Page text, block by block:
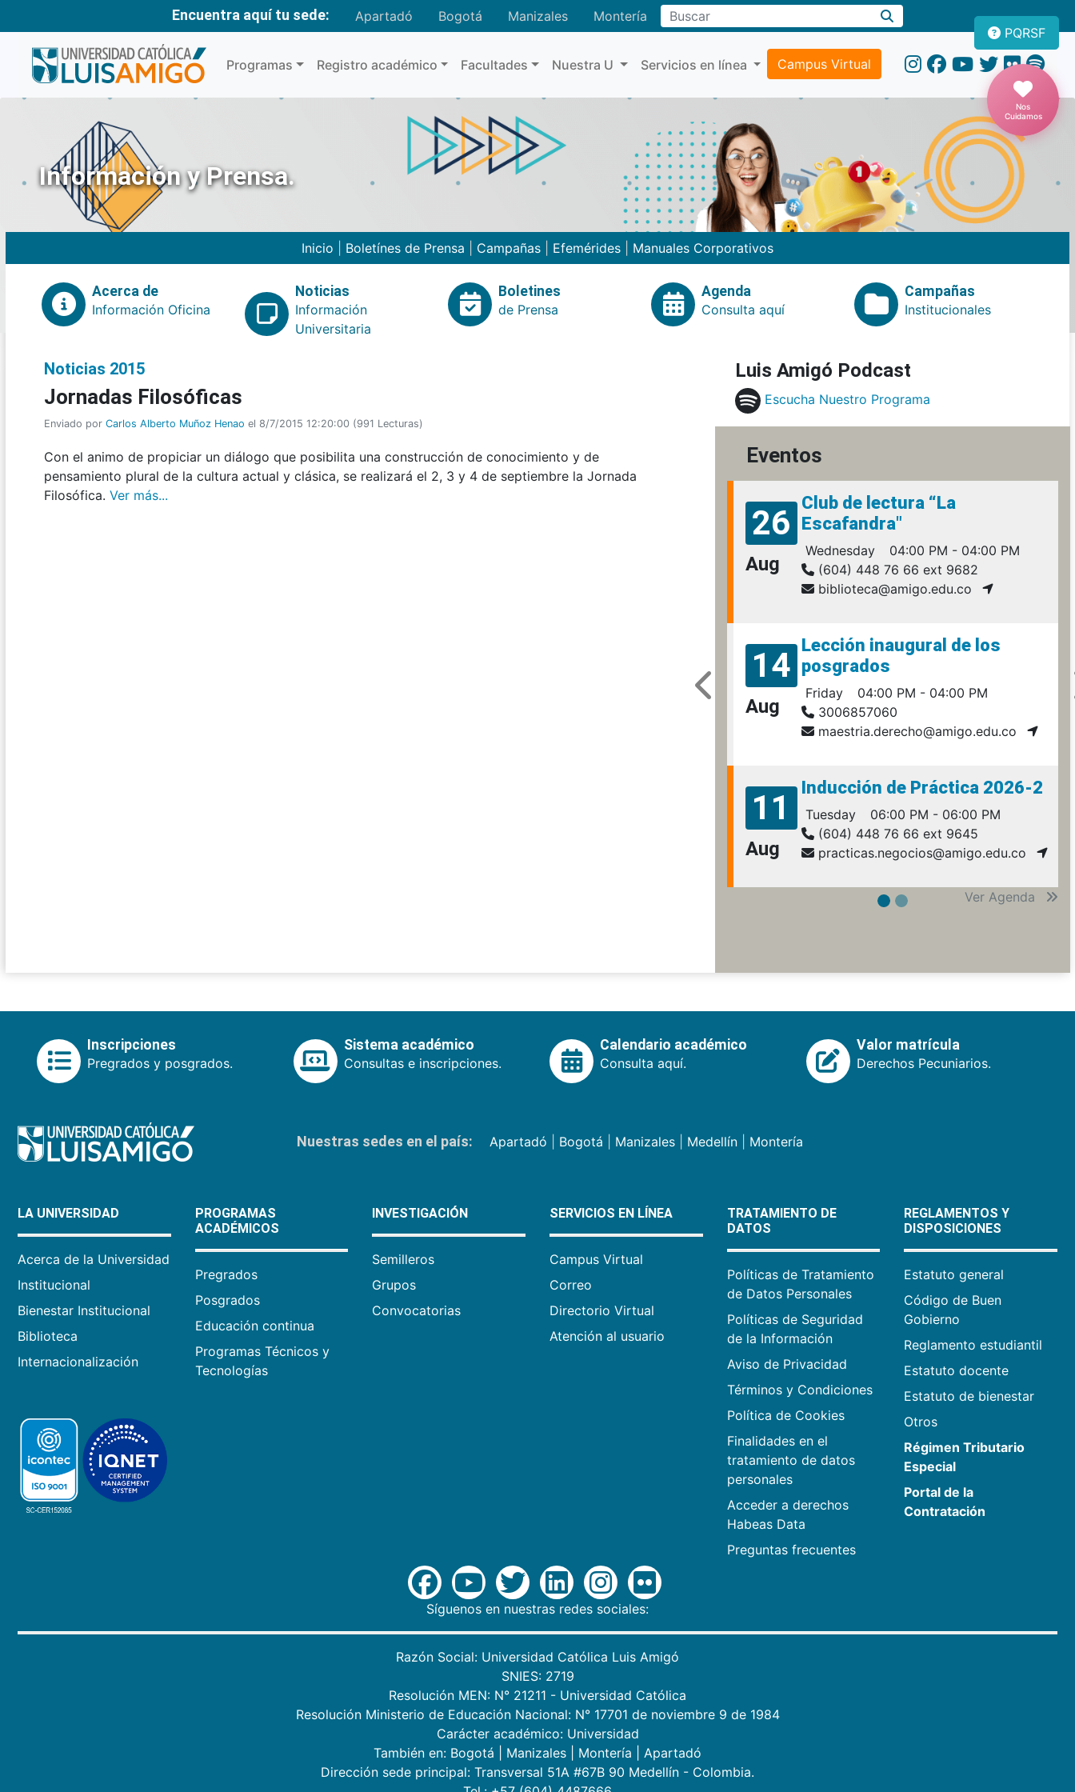
Encuentra aquí tu sede: Apartadó Bogotá Manizales MonteríaBuscar
Programas Registro académico Facultades Nuestra U Servicios en línea Campus Virtual
PQRSF
Nos
Cuidamos
Información y Prensa.
Inicio Boletínes de Prensa Campañas Efemérides Manuales Corporativos
Acerca de
Información Oficina
Noticias
Información
Universitaria
Boletines
de Prensa
Agenda
Consulta aquí
Campañas
Institucionales
Noticias 2015
Jornadas Filosóficas
Enviado por Carlos Alberto Muñoz Henao el 8/7/2015 12:20:00 (991 Lecturas)
Con el animo de propiciar un diálogo que posibilita una construcción de conocimiento y de
pensamiento plural de la cultura actual y clásica, se realizará el 2, 3 y 4 de septiembre la Jornada
Filosófica. Ver más...
Luis Amigó Podcast
Escucha Nuestro Programa
Eventos
26
Aug
Club de lectura “La
Escafandra"
Wednesday
04:00 PM - 04:00 PM
(604) 448 76 66 ext 9682
biblioteca@amigo.edu.co
14
Aug
Lección inaugural de los
posgrados
Friday
04:00 PM - 04:00 PM
3006857060
maestria.derecho@amigo.edu.co
11
Aug
Inducción de Práctica 2026-2
Tuesday
06:00 PM - 06:00 PM
(604) 448 76 66 ext 9645
practicas.negocios@amigo.edu.co
Ver Agenda
Inscripciones
Pregrados y posgrados.
Sistema académico
Consultas e inscripciones.
Calendario académico
Consulta aquí.
Valor matrícula
Derechos Pecuniarios.
Nuestras sedes en el país: Apartadó Bogotá Manizales| Medellín| Montería
LA UNIVERSIDAD
Acerca de la Universidad
Institucional
Bienestar Institucional
Biblioteca
Internacionalización
PROGRAMAS
ACADÉMICOS
Pregrados
Posgrados
Educación continua
Programas Técnicos y
Tecnologías
INVESTIGACIÓN
Semilleros
Grupos
Convocatorias
SERVICIOS EN LÍNEA
Campus Virtual
Correo
Directorio Virtual
Atención al usuario
TRATAMIENTO DE
DATOS
Políticas de Tratamiento
de Datos Personales
Políticas de Seguridad
de la Información
Aviso de Privacidad
Términos y Condiciones
Política de Cookies
Finalidades en el
tratamiento de datos
personales
Acceder a derechos
Habeas Data
Preguntas frecuentes
REGLAMENTOS Y
DISPOSICIONES
Estatuto general
Código de Buen
Gobierno
Reglamento estudiantil
Estatuto docente
Estatuto de bienestar
Otros
Régimen Tributario
Especial
Portal de la
Contratación
Síguenos en nuestras redes sociales:
Razón Social: Universidad Católica Luis Amigó
SNIES: 2719
Resolución MEN: N° 21211 - Universidad Católica
Resolución Ministerio de Educación Nacional: N° 17701 de noviembre 9 de 1984
Carácter académico: Universidad
También en: Bogotá Manizales Montería
Apartadó
Dirección sede principal: Transversal 51A #67B 90 Medellín - Colombia.